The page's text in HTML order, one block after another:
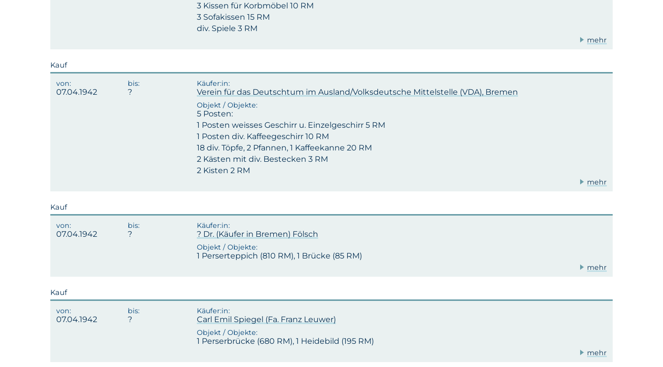
3 Kissen für Korbmöbel 10 RM
3 Sofakissen 15 RM
div. Spiele 3 RM
mehr
Kauf
07.04.1942 Verein für das Deutschtum im Ausland/Volksdeutsche Mittelstelle (VDA), Bremen
5 Posten:
1 Posten weisses Geschirr u. Einzelgeschirr 5 RM
1 Posten div. Kaffeegeschirr 10 RM
18 div. Töpfe, 2 Pfannen, 1 Kaffeekanne 20 RM
2 Kästen mit div. Bestecken 3 RM
2 Kisten 2 RM
mehr
Kauf
07.04.1942 ? Dr. (Käufer in Bremen) Fölsch
1 Perserteppich (810 RM), 1 Brücke (85 RM)
mehr
Kauf
07.04.1942 Carl Emil Spiegel (Fa. Franz Leuwer)
1 Perserbrücke (680 RM), 1 Heidebild (195 RM)
mehr